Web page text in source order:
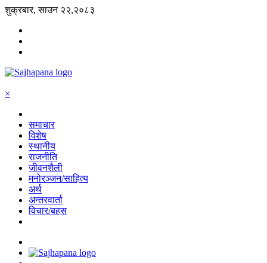
शुक्रबार, साउन २२,२०८३
×
समाचार
विशेष
स्थानीय
राजनीति
जीवनशैली
मनोरञ्जन/साहित्य
अर्थ
अन्तरवार्ता
विचार/बहस